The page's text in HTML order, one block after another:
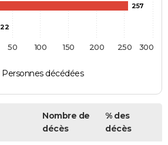
257
22
Personnes décédées
50 100 150 200 250 300
Nombre de
décès
% des
décès